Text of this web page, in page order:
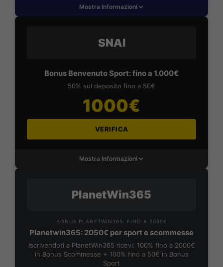
Mostra Informazioni
SNAI
Bonus Benvenuto Sport: fino a 1.000€
50% sul deposito fino a 50€
1000€
VERIFICA
Mostra Informazioni
PlanetWin365
BONUS PLANETWIN365: FINO A 2050€
Planetwin365: 2050€ per sport e scommesse
Iscrivendoti a PlanetWin365 ricevi: 100% fino a 2000€
in Bonus Scommesse + 100% fino a 50€ in Bonus
Sport